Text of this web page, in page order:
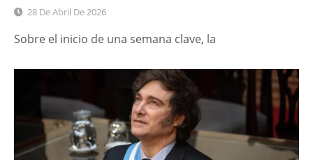
28 De Abril De 2026
Sobre el inicio de una semana clave, la